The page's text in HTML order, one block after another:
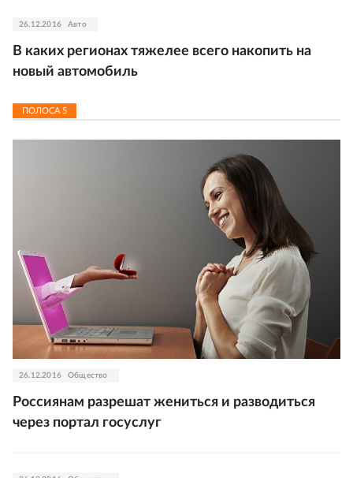
26.12.2016 Авто
В каких регионах тяжелее всего накопить на
новый автомобиль
ПОЛОСА5
26.12.2016 Общество
Россиянам разрешат жениться и разводиться
через портал госуслуг